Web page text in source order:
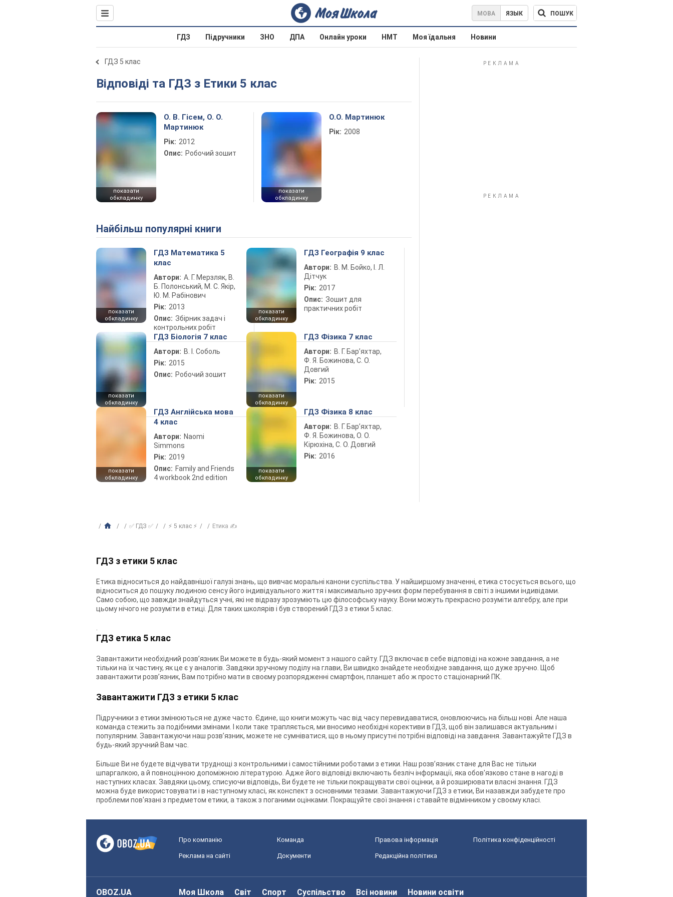
МОВА ЯЗЫК ПОШУК
ГДЗ Підручники ЗНО ДПА Онлайн уроки НМТ Моя їдальня Новини
ГДЗ 5 клас
Відповіді та ГДЗ з Етики 5 клас
показати
обкладинку
О. В. Гісем, О. О.
Мартинюк
Рік: 2012
Опис: Робочий зошит
показати
обкладинку
О.О. Мартинюк
Рік: 2008
Найбільш популярні книги
показати
обкладинку
ГДЗ Математика 5
клас
Автори: А. Г. Мерзляк, В.
Б. Полонський, М. С. Якір,
Ю. М. Рабінович
Рік: 2013
Опис: Збірник задач і
контрольних робіт
показати
обкладинку
ГДЗ Географія 9 клас
Автори: В. М. Бойко, І. Л.
Дітчук
Рік: 2017
Опис: Зошит для
практичних робіт
показати
обкладинку
ГДЗ Біологія 7 клас
Автори: В. І. Соболь
Рік: 2015
Опис: Робочий зошит
показати
обкладинку
ГДЗ Фізика 7 клас
Автори: В. Г. Бар’яхтар,
Ф. Я. Божинова, С. О.
Довгий
Рік: 2015
показати
обкладинку
ГДЗ Англійська мова
4 клас
Автори: Naomi
Simmons
Рік: 2019
Опис: Family and Friends
4 workbook 2nd edition
показати
обкладинку
ГДЗ Фізика 8 клас
Автори: В. Г. Бар’яхтар,
Ф. Я. Божинова, О. О.
Кірюхіна, С. О. Довгий
Рік: 2016
✅ ГДЗ ✅ ⚡ 5 клас ⚡ Етика ✍
ГДЗ з етики 5 клас
Етика відноситься до найдавнішої галузі знань, що вивчає моральні канони суспільства. У найширшому значенні, етика стосується всього, що
відноситься до пошуку людиною сенсу його індивідуального життя і максимально зручних форм перебування в світі з іншими індивідами.
Само собою, що завжди знайдуться учні, які не відразу зрозуміють цю філософську науку. Вони можуть прекрасно розуміти алгебру, але при
цьому нічого не розуміти в етиці. Для таких школярів і був створений ГДЗ з етики 5 клас.
ГДЗ етика 5 клас
Завантажити необхідний розв’язник Ви можете в будь-який момент з нашого сайту. ГДЗ включає в себе відповіді на кожне завдання, а не
тільки на їх частину, як це є у аналогів. Завдяки зручному поділу на глави, Ви швидко знайдете необхідне завдання, що дуже зручно. Щоб
завантажити розв’язник, Вам потрібно мати в своєму розпорядженні смартфон, планшет або ж просто стаціонарний ПК.
Завантажити ГДЗ з етики 5 клас
Підручники з етики змінюються не дуже часто. Єдине, що книги можуть час від часу перевидаватися, оновлюючись на більш нові. Але наша
команда стежить за подібними змінами. І коли таке трапляється, ми вносимо необхідні корективи в ГДЗ, щоб він залишався актуальним і
популярним. Завантажуючи наш розв’язник, можете не сумніватися, що в ньому присутні потрібні відповіді на завдання. Завантажуйте ГДЗ в
будь-який зручний Вам час.
Більше Ви не будете відчувати труднощі з контрольними і самостійними роботами з етики. Наш розв’язник стане для Вас не тільки
шпаргалкою, а й повноцінною допоміжною літературою. Адже його відповіді включають безліч інформації, яка обов'язково стане в нагоді в
наступних класах. Завдяки цьому, списуючи відповідь, Ви будете не тільки покращувати свої оцінки, а й розширювати власні знання. ГДЗ
можна буде використовувати і в наступному класі, як конспект з основними тезами. Завантажуючи ГДЗ з етики, Ви назавжди забудете про
проблеми пов'язані з предметом етики, а також з поганими оцінками. Покращуйте свої знання і ставайте відмінником у своєму класі.
Про компанію Команда Правова інформація Політика конфіденційності
Реклама на сайті Документи Редакційна політика
OBOZ.UA Моя Школа Світ Спорт Суспільство Всі новини Новини освіти